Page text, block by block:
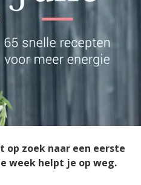
op zoek naar een eerste
week helpt je op weg.